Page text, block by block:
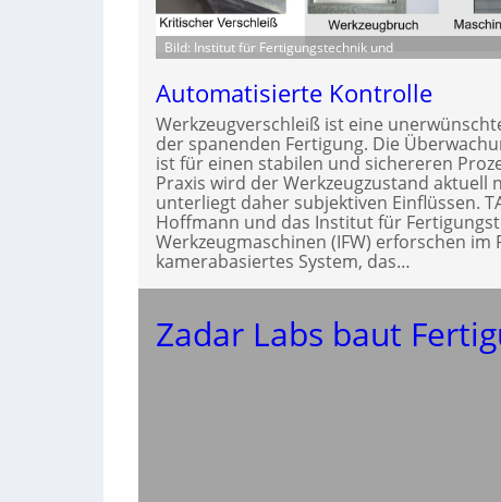
Bild: Institut für Fertigungstechnik und
Automatisierte Kontrolle
Werkzeugverschleiß ist eine
der spanenden Fertigung. Die
ist für einen stabilen und sichereren
Praxis wird der Werkzeugzustand aktuell
unterliegt daher subjektiven Einflüssen.
Hoffmann und das Institut für
Werkzeugmaschinen (IFW) erforschen im
kamerabasiertes System, das…
Zadar Labs baut